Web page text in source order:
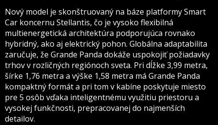
Nový model je skonštruovaný na báze platformy Smart
Car koncernu Stellantis, čo je vysoko flexibilná
multienergetická architektúra podporujúca rovnako
hybridný, ako aj elektrický pohon. Globálna adaptabilita
zaručuje, že Grande Panda dokáže uspokojiť požiadavky
trhov v rozličných regiónoch sveta. Pri dĺžke 3,99 metra,
šírke 1,76 metra a výške 1,58 metra má Grande Panda
kompaktný formát a pri tom v kabíne poskytuje miesto
pre 5 osôb vďaka inteligentnému využitiu priestoru a
vysokej funkčnosti, prepracovanej do najmenších
detailov.